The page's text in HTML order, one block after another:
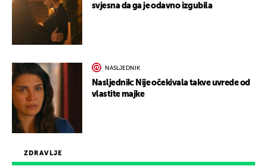
ZDRAVLJE
svjesna da ga je odavno izgubila
NASLJEDNIK
Nasljednik: Nije očekivala takve uvrede od
vlastite majke